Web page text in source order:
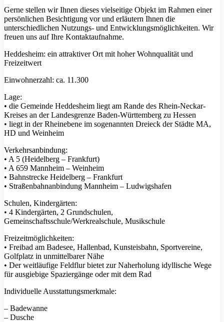
Gerne stellen wir Ihnen dieses vielseitige Objekt im Rahmen einer
persönlichen Besichtigung vor und erläutern Ihnen die
unterschiedlichen Nutzungs- und Entwicklungsmöglichkeiten. Wir
freuen uns auf Ihre Kontaktaufnahme.
Heddesheim: ein attraktiver Ort mit hoher Wohnqualität und
Freizeitwert
Einwohnerzahl: ca. 11.300
Lage:
• die Gemeinde Heddesheim liegt am Rande des Rhein-Neckar-
Kreises an der Landesgrenze Baden-Württemberg zu Hessen
• liegt in der Rheinebene im sogenannten Dreieck der Städte MA,
HD und Weinheim
Verkehrsanbindung:
• A 5 (Heidelberg – Frankfurt)
• A 659 Mannheim – Weinheim
• Bahnstrecke Heidelberg – Frankfurt
• Straßenbahnanbindung Mannheim – Ludwigshafen
Schulen, Kindergärten:
• 4 Kindergärten, 2 Grundschulen,
Gemeinschaftsschule/Werkrealschule, Musikschule
Freizeitmöglichkeiten:
• Freibad am Badesee, Hallenbad, Kunsteisbahn, Sportvereine,
Golfplatz in unmittelbarer Nähe
• Der weitläufige Feldflur bietet zur Naherholung idyllische Wege
für ausgiebige Spaziergänge oder mit dem Rad
Individuelle Ausstattungsmerkmale:
– Badewanne
– Dusche